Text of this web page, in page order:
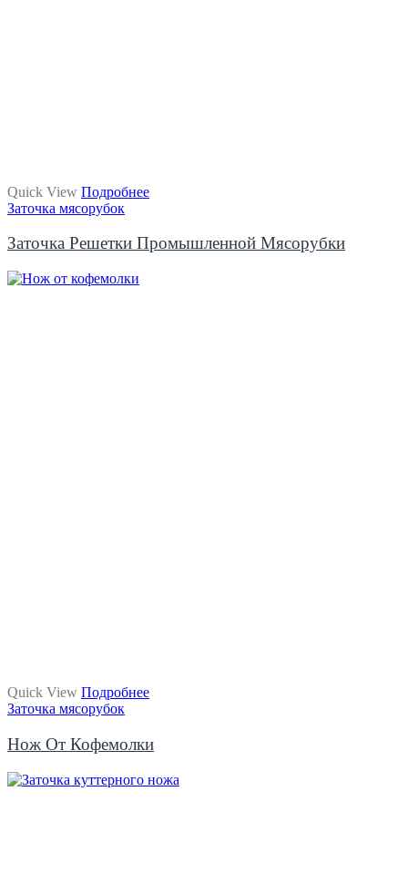
Quick View Подробнее
Заточка мясорубок
Заточка Решетки Промышленной Мясорубки
Quick View Подробнее
Заточка мясорубок
Нож От Кофемолки